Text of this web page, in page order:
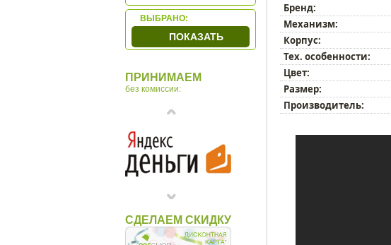
Granat
Hermle
Incantesimo Design
LEFF
MADO
Newgate
Ponyglass
Rhythm
ВЫБРАНО:
ПОКАЗАТЬ
ПРИНИМАЕМ
без комиссии:
СДЕЛАЕМ СКИДКУ
Бренд:
Механизм:
Корпус:
Тех. особенности:
Цвет:
Размер:
Производитель: